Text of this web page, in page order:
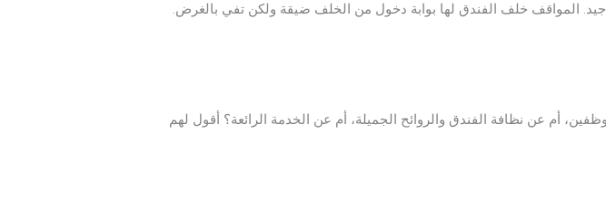
المواقف خلف الفندق لها بوابة دخول من الخلف ضيقة ولكن تفي بالغرض.
أم عن نظافة الفندق والروائح الجميلة، أم عن الخدمة الرائعة؟ أقول لهم